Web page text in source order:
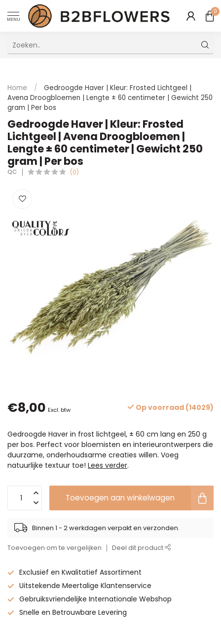
MENU
0
Home /
Gedroogde Haver | Kleur: Frosted Lichtgeel |
Avena Droogbloemen | Lengte ± 60 centimeter | Gewicht 250
gram | Per bos
Gedroogde Haver | Kleur: Frosted
Lichtgeel | Avena Droogbloemen |
Lengte ± 60 centimeter | Gewicht 250
gram | Per bos
QC (0)
€8,00 Excl. btw Op voorraad (14029)
Gedroogde Haver in frost lichtgeel, ± 60 cm lang en 250 g
per bos. Perfect voor bloemisten en interieurontwerpers die
duurzame, onderhoudsarme creaties willen. Voeg
natuurlijke textuur toe! Lees verder.
Toevoegen aan winkelwagen
Binnen 1 - 2 werkdagen verpakt en verzonden.
Toevoegen om te vergelijken Deel dit product
Exclusief en Kwalitatief Assortiment
Uitstekende Meertalige Klantenservice
Gebruiksvriendelijke Internationale Webshop
Snelle en Betrouwbare Levering